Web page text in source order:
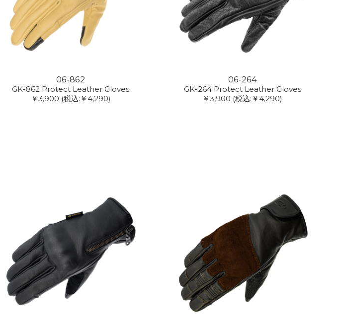
06-862
GK-862 Protect Leather Gloves
￥3,900 (税込:￥4,290)
06-264
GK-264 Protect Leather Gloves
￥3,900 (税込:￥4,290)